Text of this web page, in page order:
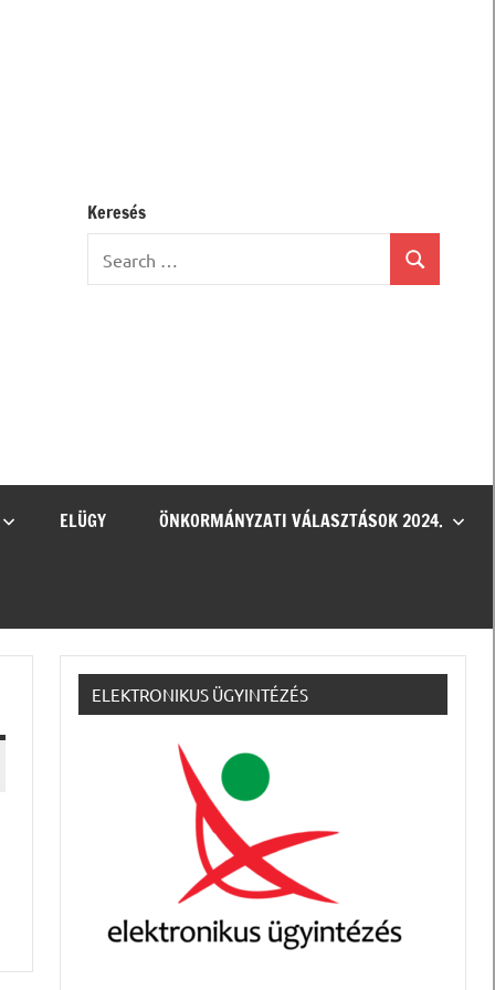
Keresés
for:
Search
ELÜGY ÖNKORMÁNYZATI VÁLASZTÁSOK 2024.
ELEKTRONIKUS ÜGYINTÉZÉS